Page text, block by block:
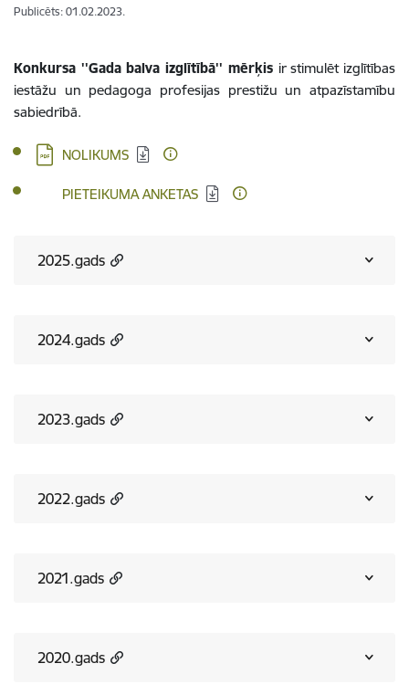
Publicēts: 01.02.2023.
Konkursa ''Gada balva izglītībā'' mērķis ir stimulēt izglītības
iestāžu un pedagoga profesijas prestižu un atpazīstamību
sabiedrībā.
Lejupielādēt:
NOLIKUMS
Lejupielādēt:
PIETEIKUMA ANKETAS
2025.gads
2024.gads
2023.gads
2022.gads
2021.gads
2020.gads